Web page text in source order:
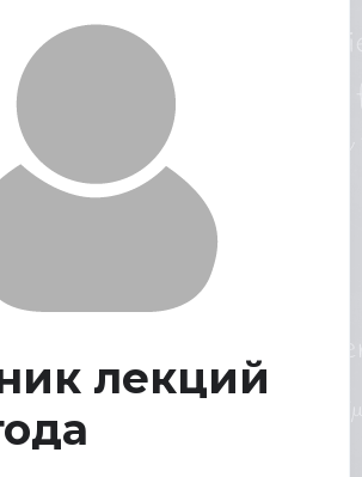
лекций